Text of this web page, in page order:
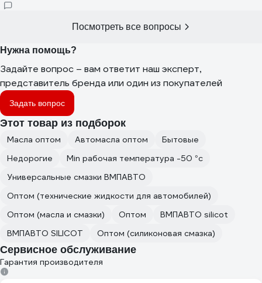
Посмотреть все вопросы
Нужна помощь?
Задайте вопрос – вам ответит наш эксперт,
представитель бренда или один из покупателей
Задать вопрос
Этот товар из подборок
Масла оптом Автомасла оптом
Бытовые
Недорогие
Min рабочая температура -50 °с
Универсальные смазки ВМПАВТО
Оптом (технические жидкости для автомобилей)
Оптом (масла и смазки)
Оптом
ВМПАВТО silicot
ВМПАВТО SILICOT
Оптом (силиконовая смазка)
Сервисное обслуживание
Гарантия производителя